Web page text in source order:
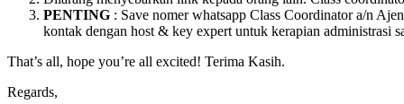
PENTING : Save nomer whatsapp Class Coordinator a/n
kontak dengan host & key expert untuk kerapian administrasi
That’s all, hope you’re all excited! Terima Kasih.
Regards,